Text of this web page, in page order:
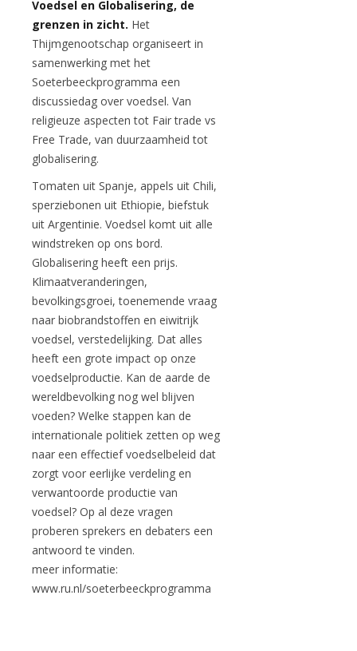
Voedsel en Globalisering, de
grenzen in zicht. Het
Thijmgenootschap organiseert in
samenwerking met het
Soeterbeeckprogramma een
discussiedag over voedsel. Van
religieuze aspecten tot Fair trade vs
Free Trade, van duurzaamheid tot
globalisering.
Tomaten uit Spanje, appels uit Chili,
sperziebonen uit Ethiopie, biefstuk
uit Argentinie. Voedsel komt uit alle
windstreken op ons bord.
Globalisering heeft een prijs.
Klimaatveranderingen,
bevolkingsgroei, toenemende vraag
naar biobrandstoffen en eiwitrijk
voedsel, verstedelijking. Dat alles
heeft een grote impact op onze
voedselproductie. Kan de aarde de
wereldbevolking nog wel blijven
voeden? Welke stappen kan de
internationale politiek zetten op weg
naar een effectief voedselbeleid dat
zorgt voor eerlijke verdeling en
verwantoorde productie van
voedsel? Op al deze vragen
proberen sprekers en debaters een
antwoord te vinden.
meer informatie:
www.ru.nl/soeterbeeckprogramma